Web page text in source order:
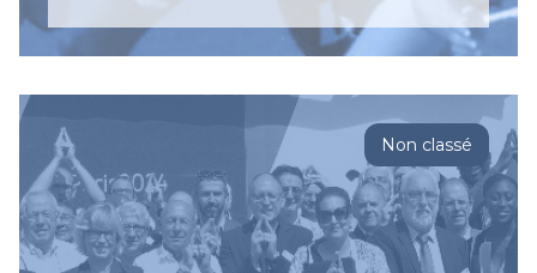
Non classé